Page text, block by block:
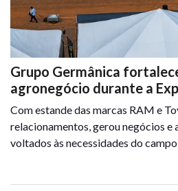
Grupo Germânica
agronegócio durante a
Com estande das marcas RAM e
relacionamentos, gerou negócios e
voltados às necessidades do campo.